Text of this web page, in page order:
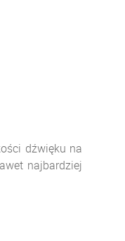
dźwięku na
najbardziej